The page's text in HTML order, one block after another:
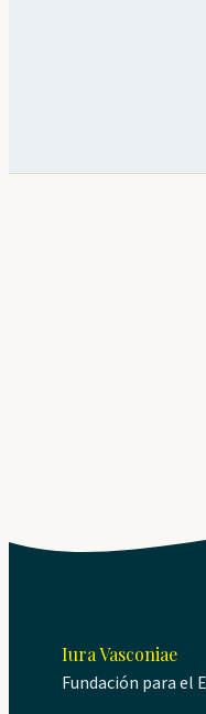
Iura Vasconiae
Fundación para el